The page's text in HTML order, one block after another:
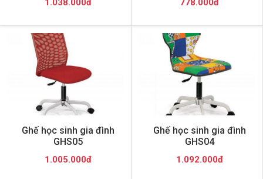
1.038.000đ 778.000đ
Ghế học sinh gia đình
GHS05
1.005.000đ
Ghế học sinh gia đình
GHS04
1.092.000đ